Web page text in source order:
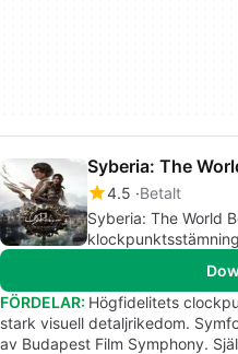
Syberia: The
4.5 Betalt
Syberia: The World
FÖRDELAR: Högfidelitets
stark visuell detaljrikedom.
av Budapest Film Symphony.